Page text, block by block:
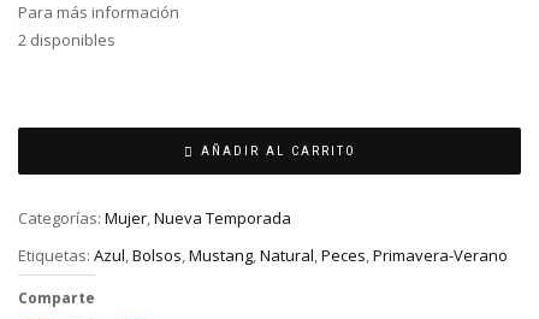
Para más información
2 disponibles
AÑADIR AL CARRITO
Categorías: Mujer,Nueva Temporada
Etiquetas: Azul,Bolsos,Mustang,Natural,Peces,Primavera-Verano
Comparte